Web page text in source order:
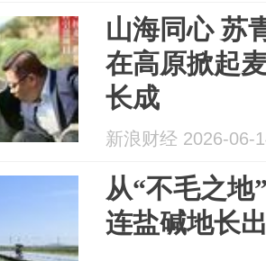
山海同心 苏
在高原掀起
长成
新浪财经 2026-06-
从“不毛之地
连盐碱地长